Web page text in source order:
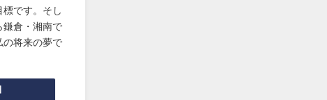
です。そし
鎌倉・湘南で
の将来の夢で